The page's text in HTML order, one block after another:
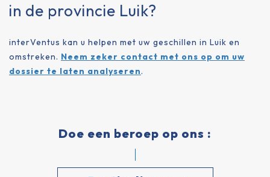
in de provincie Luik?
interVentus kan u helpen met uw geschillen in Luik en
omstreken. Neem zeker contact met ons op om uw
dossier te laten analyseren.
Doe een beroep op ons :